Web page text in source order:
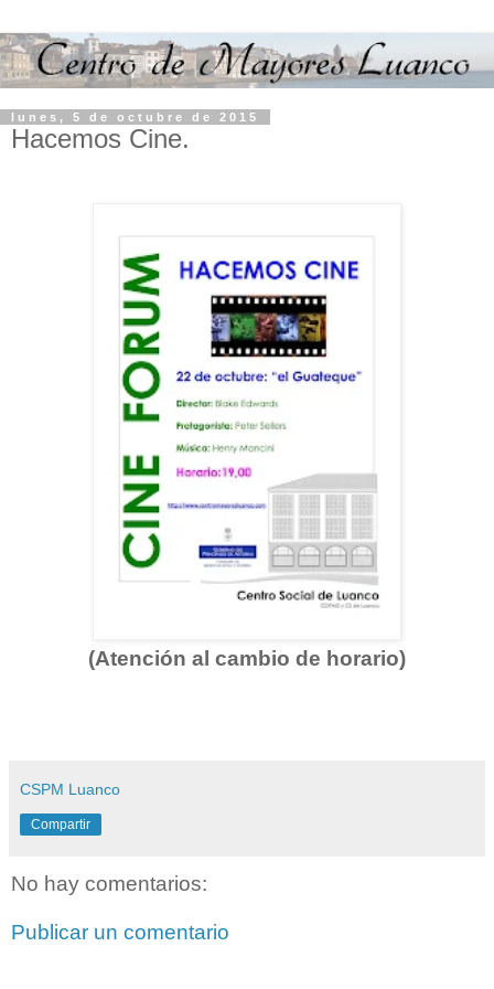
lunes, 5 de octubre de 2015
Hacemos Cine.
(Atención al cambio de horario)
CSPM Luanco
Compartir
No hay comentarios:
Publicar un comentario